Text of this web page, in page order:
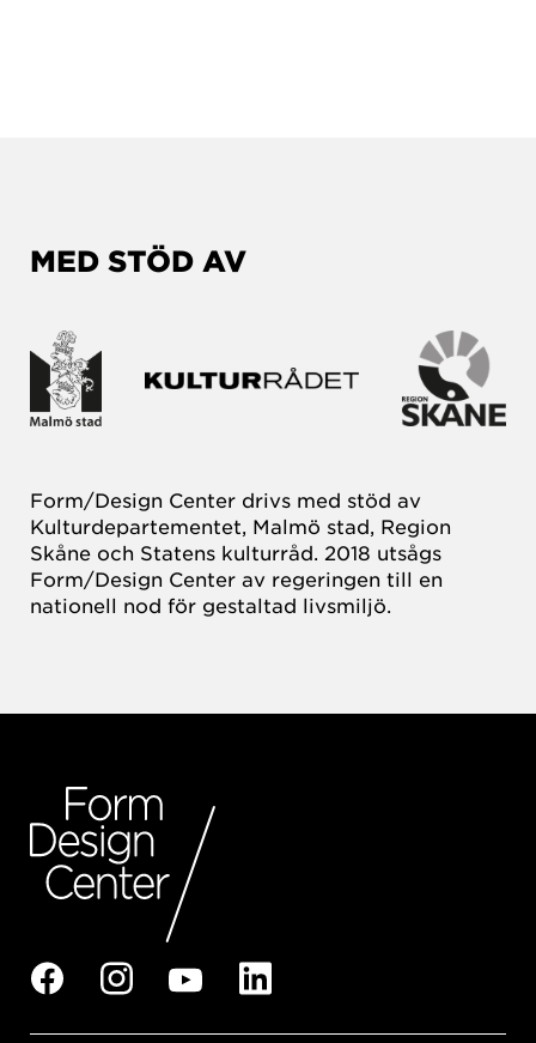
MED STÖD AV
Form/Design Center drivs med stöd av
Kulturdepartementet, Malmö stad, Region
Skåne och Statens kulturråd. 2018 utsågs
Form/Design Center av regeringen till en
nationell nod för gestaltad livsmiljö.